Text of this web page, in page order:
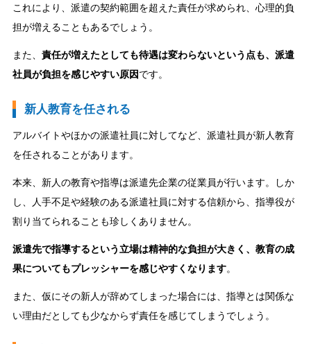
これにより、派遣の契約範囲を超えた責任が求められ、心理的負
担が増えることもあるでしょう。
また、 責任が増えたとしても待遇は変わらないという点も、派遣
社員が負担を感じやすい原因です。
新人教育を任される
アルバイトやほかの派遣社員に対してなど、派遣社員が新人教育
を任されることがあります。
本来、新人の教育や指導は派遣先企業の従業員が行います。しか
し、人手不足や経験のある派遣社員に対する信頼から、指導役が
割り当てられることも珍しくありません。
派遣先で指導するという立場は精神的な負担が大きく、教育の成
果についてもプレッシャーを感じやすくなります。
また、仮にその新人が辞めてしまった場合には、指導とは関係な
い理由だとしても少なからず責任を感じてしまうでしょう。